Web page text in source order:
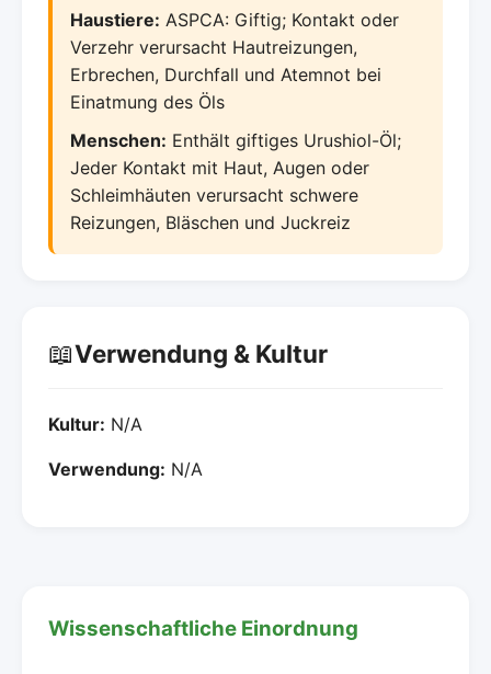
Haustiere: ASPCA: Giftig; Kontakt oder
Verzehr verursacht Hautreizungen,
Erbrechen, Durchfall und Atemnot bei
Einatmung des Öls
Menschen: Enthält giftiges Urushiol-Öl;
Jeder Kontakt mit Haut, Augen oder
Schleimhäuten verursacht schwere
Reizungen, Bläschen und Juckreiz
📖Verwendung & Kultur
Kultur: N/A
Verwendung: N/A
Wissenschaftliche Einordnung